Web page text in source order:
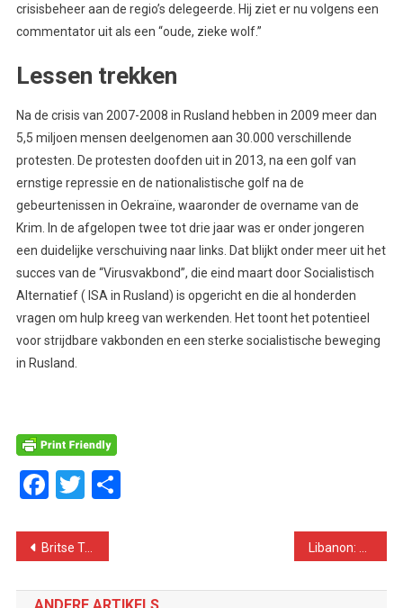
crisisbeheer aan de regio’s delegeerde. Hij ziet er nu volgens een
commentator uit als een “oude, zieke wolf.”
Lessen trekken
Na de crisis van 2007-2008 in Rusland hebben in 2009 meer dan
5,5 miljoen mensen deelgenomen aan 30.000 verschillende
protesten. De protesten doofden uit in 2013, na een golf van
ernstige repressie en de nationalistische golf na de
gebeurtenissen in Oekraïne, waaronder de overname van de
Krim. In de afgelopen twee tot drie jaar was er onder jongeren
een duidelijke verschuiving naar links. Dat blijkt onder meer uit het
succes van de “Virusvakbond”, die eind maart door Socialistisch
Alternatief ( ISA in Rusland) is opgericht en die al honderden
vragen om hulp kreeg van werkenden. Het toont het potentieel
voor strijdbare vakbonden en een sterke socialistische beweging
in Rusland.
Facebook
Twitter
Delen
Bericht
navigatie
Britse Tories zijn tien jaar aan de macht: wie kan het rechtse beleid stoppen?